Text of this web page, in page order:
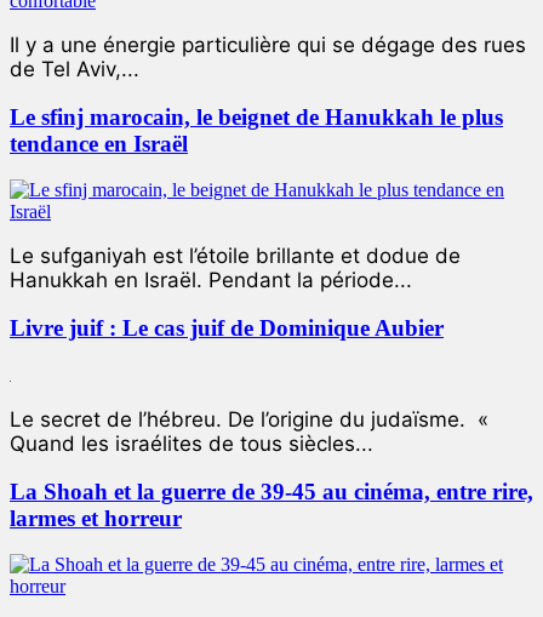
Il y a une énergie particulière qui se dégage des rues
de Tel Aviv,...
Le sfinj marocain, le beignet de Hanukkah le plus
tendance en Israël
Le sufganiyah est l’étoile brillante et dodue de
Hanukkah en Israël. Pendant la période...
Livre juif : Le cas juif de Dominique Aubier
Le secret de l’hébreu. De l’origine du judaïsme. «
Quand les israélites de tous siècles...
La Shoah et la guerre de 39-45 au cinéma, entre rire,
larmes et horreur